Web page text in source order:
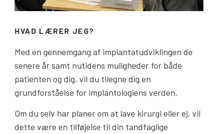
HVAD LÆRER JEG?
Med en gennemgang af implantatudviklingen de
senere år samt nutidens muligheder for både
patienten og dig, vil du tilegne dig en
grundforståelse for implantologiens verden.
Om du selv har planer om at lave kirurgi eller ej, vil
dette være en tilføjelse til din tandfaglige